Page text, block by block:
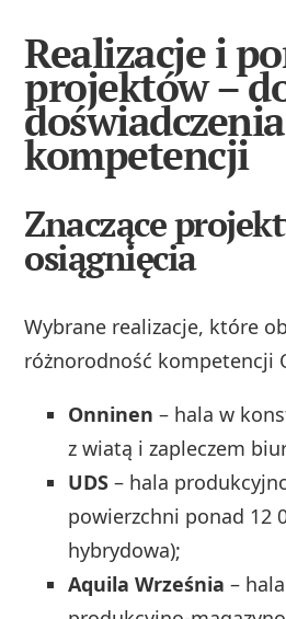
Realizacje i
projektów –
kompetencji
Znaczące
osiągnięcia
Wybrane realizacje, które
różnorodność kompetencji
Onninen – hala w
z wiatą i zapleczem
UDS – hala
powierzchni ponad 12
hybrydowa);
Aquila Września – hala